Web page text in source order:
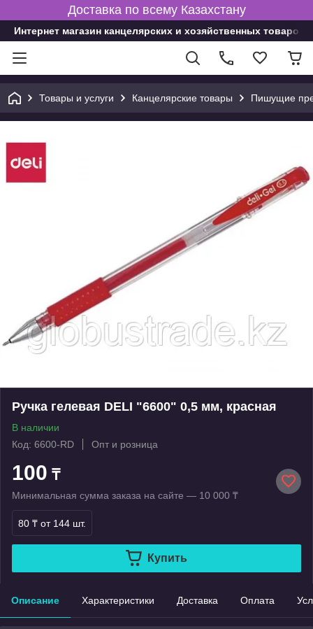
Доставка по всему Казахстану
Интернет магазин канцелярских и хозяйственных товаров
Товары и услуги Канцелярские товары Пишущие
Ручка гелевая DELI "6600" 0,5 мм, красная
В наличии
Код: 6600-RD
Опт и розница
100 ₸
Минимальная сумма заказа на сайте — 10 000 ₸
80 ₸ от 144 шт.
Купить
Описание Характеристики Доставка Оплата